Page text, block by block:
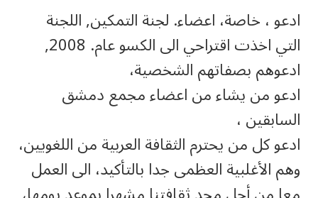
ادعو ، خاصة، اعضاء. لجنة التمكين, اللجنة
التي اخذت اقتراحي الى الكسو عام. 2008,
ادعوهم بصفاتهم الشخصية،
ادعو من يشاء من اعضاء مجمع دمشق
السابقين ،
ادعو كل من يحترم الثقافة العربية من اللغويين،
وهم الأغلبية العظمى جدا بالتأكيد، الى العمل